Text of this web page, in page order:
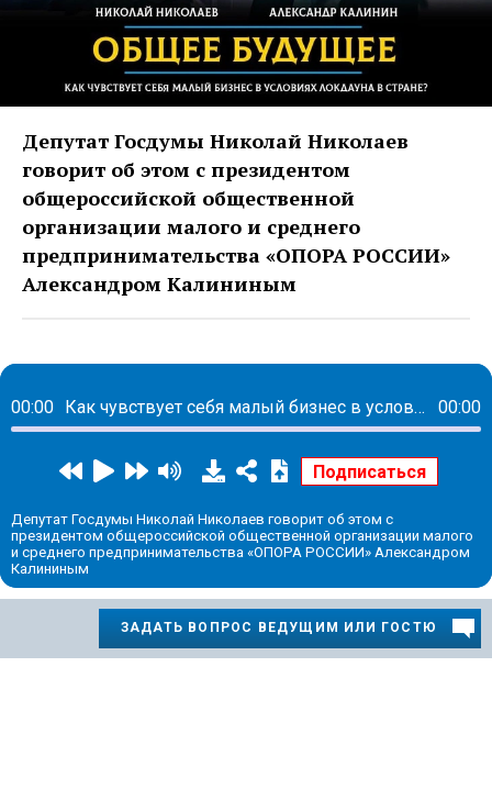
Депутат Госдумы Николай Николаев
говорит об этом с президентом
общероссийской общественной
организации малого и среднего
предпринимательства «ОПОРА РОССИИ»
Александром Калининым
00:00 Как чувствует себя малый бизнес в условиях локдауна в стране? 00:00
Депутат Госдумы Николай Николаев говорит об этом с
президентом общероссийской общественной организации малого
и среднего предпринимательства «ОПОРА РОССИИ» Александром
Калининым
ЗАДАТЬ ВОПРОС ВЕДУЩИМ ИЛИ ГОСТЮ